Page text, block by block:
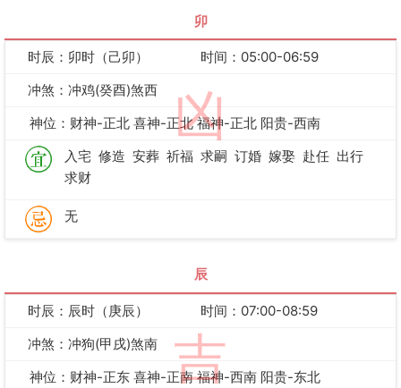
卯
凶
时辰：卯时（己卯）
时间：05:00-06:59
冲煞：冲鸡(癸酉)煞西
神位：财神-正北 喜神-正北 福神-正北 阳贵-西南
入宅 修造 安葬 祈福 求嗣 订婚 嫁娶 赴任 出行
求财
无
辰
吉
时辰：辰时（庚辰）
时间：07:00-08:59
冲煞：冲狗(甲戌)煞南
神位：财神-正东 喜神-正南 福神-西南 阳贵-东北